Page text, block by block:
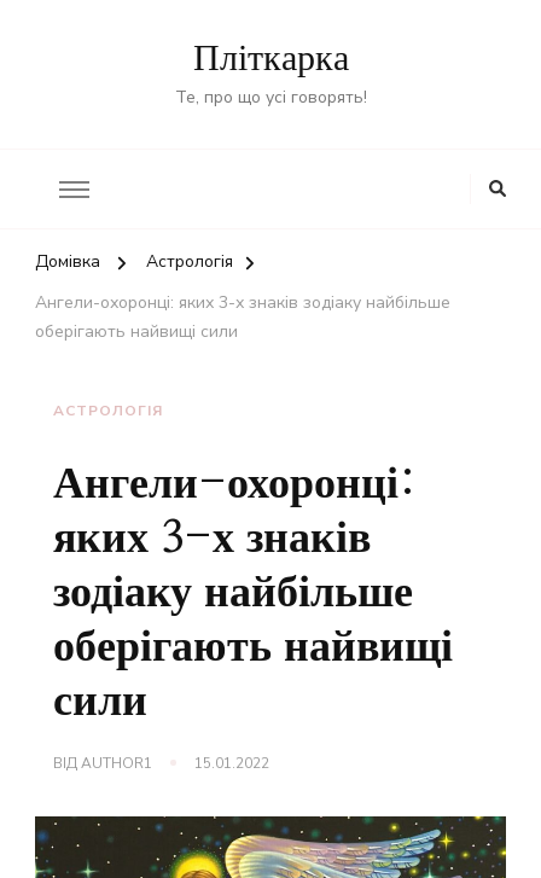
Пліткарка
Те, про що усі говорять!
Домівка
Астрологія
Ангели-охоронці: яких 3-х знаків зодіаку найбільше
оберігають найвищі сили
АСТРОЛОГІЯ
Ангели-охоронці:
яких 3-х знаків
зодіаку найбільше
оберігають найвищі
сили
ВІДAUTHOR1 15.01.2022